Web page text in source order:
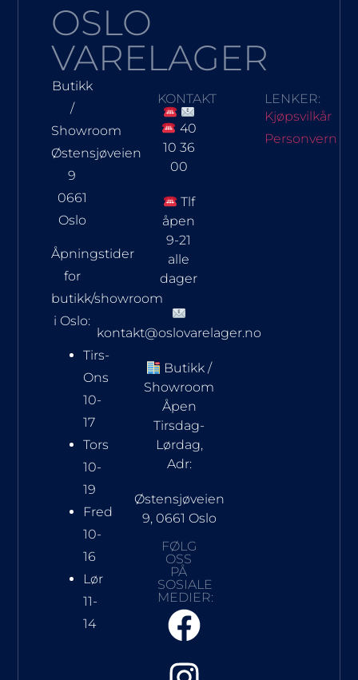
OSLO
VARELAGER
Butikk
/
Showroom
Østensjøveien
9
0661
Oslo
Åpningstider
for
butikk/showroom
i Oslo:
Tirs-
Ons
10-
17
Tors
10-
19
Fred
10-
16
Lør
11-
14
KONTAKT
40
10 36
00
Tlf
åpen
9-21
alle
dager
kontakt@oslovarelager.no
Butikk /
Showroom
Åpen
Tirsdag-
Lørdag,
Adr:
Østensjøveien
9, 0661 Oslo
FØLG
OSS
PÅ
SOSIALE
MEDIER:
LENKER:
Kjøpsvilkår
Personvern